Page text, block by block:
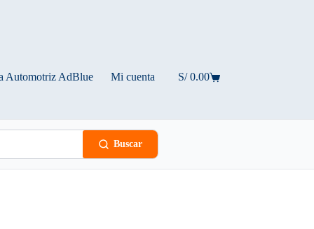
Automotriz AdBlue Mi cuenta
Carro
S/0.00
Buscar